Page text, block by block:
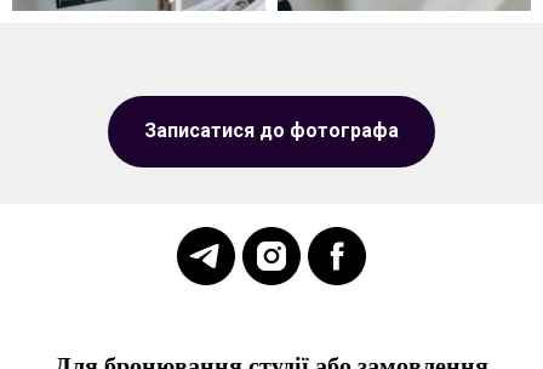
Записатися до фотографа